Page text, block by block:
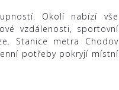
Okolí nabízí vše
vzdálenosti, sportovní
Stanice metra Chodov
potřeby pokryjí místní